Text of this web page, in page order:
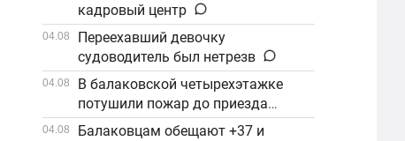
кадровый центр
04.08
Переехавший девочку
судоводитель был нетрезв
04.08
В балаковской четырехэтажке
потушили пожар до приезда
огнеборцев
04.08
Балаковцам обещают +37 и